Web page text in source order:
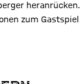
heranrücken.
zum Gastspiel